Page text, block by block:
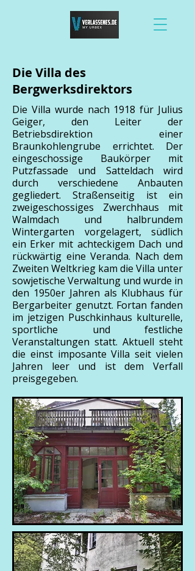
Die Villa des
Bergwerksdirektors
Die Villa wurde nach 1918 für Julius
Geiger, den Leiter der
Betriebsdirektion einer
Braunkohlengrube errichtet. Der
eingeschossige Baukörper mit
Putzfassade und Satteldach wird
durch verschiedene Anbauten
gegliedert. Straßenseitig ist ein
zweigeschossiges Zwerchhaus mit
Walmdach und halbrundem
Wintergarten vorgelagert, südlich
ein Erker mit achteckigem Dach und
rückwärtig eine Veranda. Nach dem
Zweiten Weltkrieg kam die Villa unter
sowjetische Verwaltung und wurde in
den 1950er Jahren als Klubhaus für
Bergarbeiter genutzt. Fortan fanden
im jetzigen Puschkinhaus kulturelle,
sportliche und festliche
Veranstaltungen statt. Aktuell steht
die einst imposante Villa seit vielen
Jahren leer und ist dem Verfall
preisgegeben.